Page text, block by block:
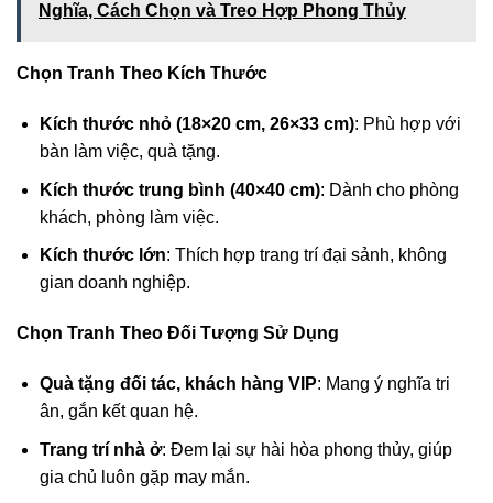
Nghĩa, Cách Chọn và Treo Hợp Phong Thủy
Chọn Tranh Theo Kích Thước
Kích thước nhỏ (18×20 cm, 26×33 cm): Phù hợp với
bàn làm việc, quà tặng.
Kích thước trung bình (40×40 cm): Dành cho phòng
khách, phòng làm việc.
Kích thước lớn: Thích hợp trang trí đại sảnh, không
gian doanh nghiệp.
Chọn Tranh Theo Đối Tượng Sử Dụng
Quà tặng đối tác, khách hàng VIP: Mang ý nghĩa tri
ân, gắn kết quan hệ.
Trang trí nhà ở: Đem lại sự hài hòa phong thủy, giúp
gia chủ luôn gặp may mắn.